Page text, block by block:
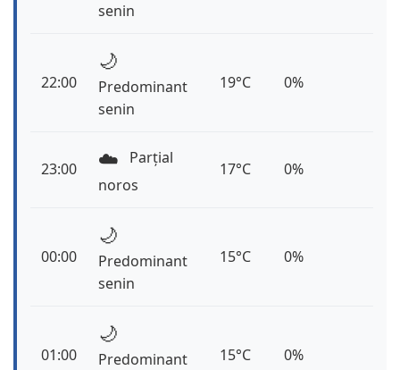
senin
22:00
🌙
Predominant
senin
19°C 0%
23:00 ☁️
Parțial
noros
17°C 0%
00:00
🌙
Predominant
senin
15°C 0%
01:00
🌙
Predominant
15°C 0%